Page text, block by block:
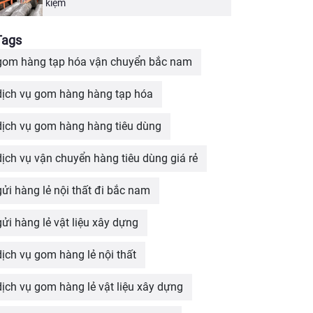
kiệm
hàng tạp hóa vận chuyển bắc nam
vụ gom hàng hàng tạp hóa
vụ gom hàng hàng tiêu dùng
vụ vận chuyển hàng tiêu dùng giá rẻ
hàng lẻ nội thất đi bắc nam
hàng lẻ vật liệu xây dựng
vụ gom hàng lẻ nội thất
vụ gom hàng lẻ vật liệu xây dựng